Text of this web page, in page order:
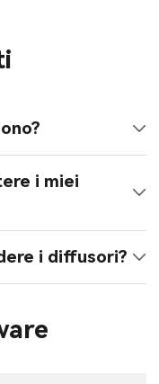
i miei
i diffusori?